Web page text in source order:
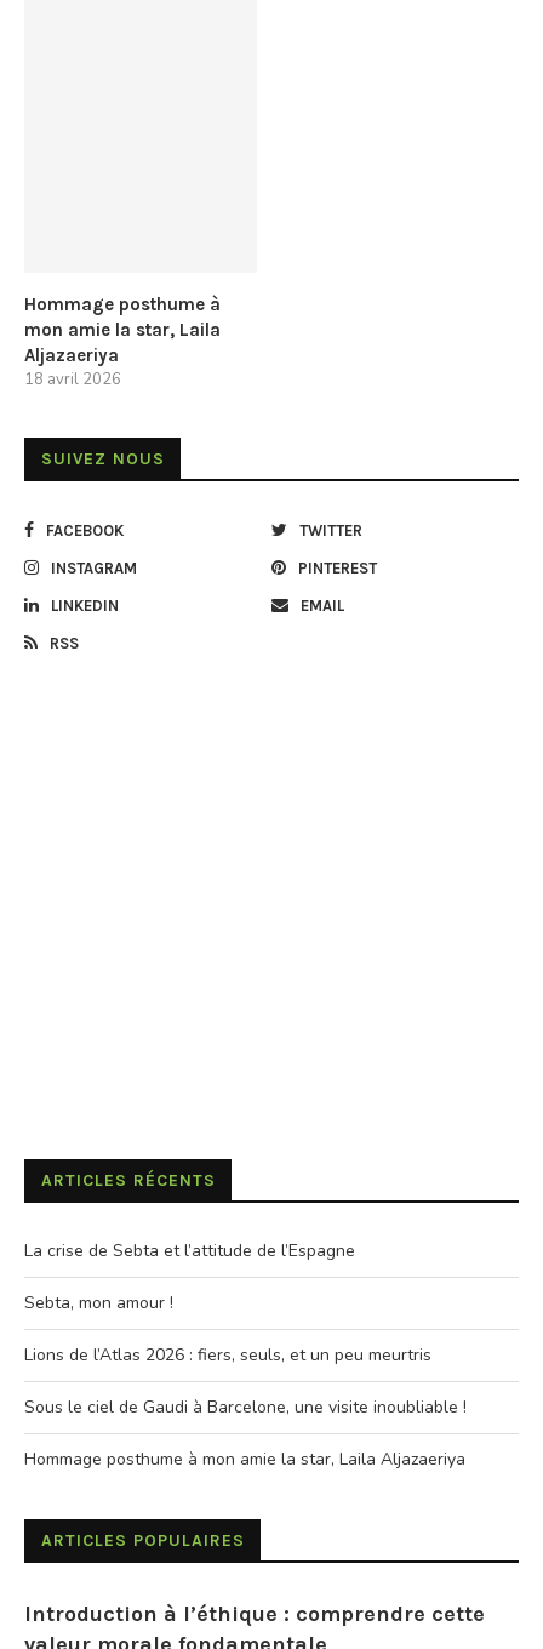
Hommage posthume à
mon amie la star, Laila
Aljazaeriya
18 avril 2026
SUIVEZ NOUS
FACEBOOK TWITTER
INSTAGRAM PINTEREST
LINKEDIN EMAIL
RSS
ARTICLES RÉCENTS
La crise de Sebta et l’attitude de l’Espagne
Sebta, mon amour !
Lions de l’Atlas 2026 : fiers, seuls, et un peu meurtris
Sous le ciel de Gaudi à Barcelone, une visite inoubliable !
Hommage posthume à mon amie la star, Laila Aljazaeriya
ARTICLES POPULAIRES
Introduction à l’éthique : comprendre cette